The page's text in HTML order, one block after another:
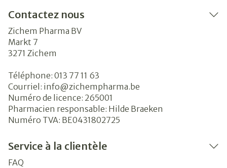
Contactez nous
Zichem Pharma BV
Markt 7
3271 Zichem
Téléphone: 013 77 11 63
Courriel: info@zichempharma.be
Numéro de licence: 265001
Pharmacien responsable: Hilde Braeken
Numéro TVA: BE0431802725
Service à la clientèle
FAQ